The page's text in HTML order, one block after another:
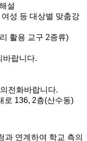
설
성 등 대상별 맞춤강
활용 교구 2종류)
바랍니다.
전화바랍니다.
로 136, 2층(산수동)
과 연계하여 학교 측의